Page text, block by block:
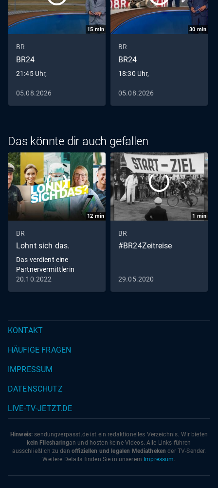
15 min
BR
BR24
21:45 Uhr,
05.08.2026
30 min
BR
BR24
18:30 Uhr,
05.08.2026
Das könnte dir auch gefallen
12 min
BR
Lohnt sich das.
Das verdient eine
Partnervermittlerin
20.10.2022
1 min
BR
#BR24Zeitreise
29.05.2020
KONTAKT
HÄUFIGE FRAGEN
IMPRESSUM
DATENSCHUTZ
LIVE-TV-JETZT.DE
Hinweis: sendungverpasst.de ist ein redaktionelles Verzeichnis. Wir bieten
kein Filesharingan und hosten keine Videos. Alle Links führen
ausschließlich zu den offiziellen und legalen Mediatheken der TV-Sender.
Weitere Details finden Sie in unserem Impressum.